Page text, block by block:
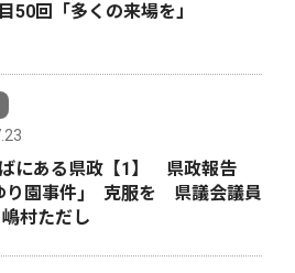
回「多くの来場を」
にある県政【1】 県政報告
り園事件｣ 克服を 県議会議員
村ただし